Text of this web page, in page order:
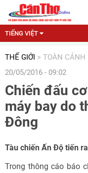
TIẾNG VIỆT
THẾ GIỚI > TOÀN CẢNH
20/05/2016 - 09:02
Chiến đấu
máy bay do
Đông
Tàu chiến Ấn Độ tiến
Trong thông cáo báo